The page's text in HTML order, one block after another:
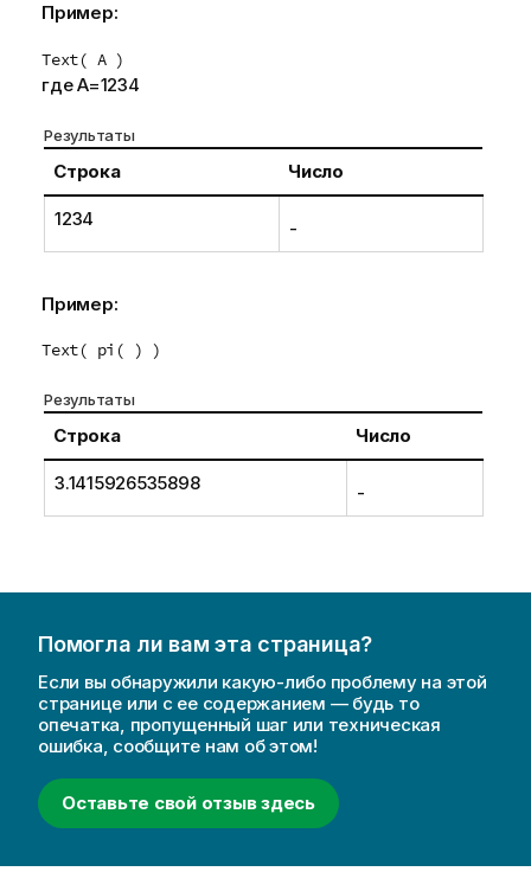
Пример:
Text( A )
где A=1234
Результаты
Строка Число
1234 -
Пример:
Text( pi( ) )
Результаты
Строка Число
3.1415926535898 -
Помогла ли вам эта страница?
Если вы обнаружили какую-либо проблему на этой
странице или с ее содержанием — будь то
опечатка, пропущенный шаг или техническая
ошибка, сообщите нам об этом!
Оставьте свой отзыв здесь